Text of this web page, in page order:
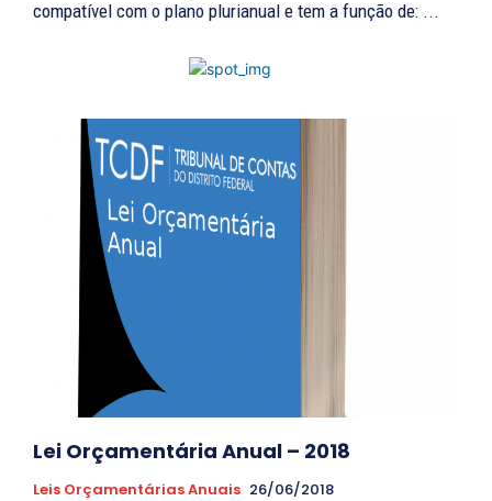
compatível com o plano plurianual e tem a função de: ...
Lei Orçamentária Anual – 2018
Leis Orçamentárias Anuais 26/06/2018